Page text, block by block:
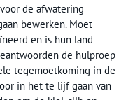
de afwatering
bewerken. Moet
en is hun land
de hulproep
tegemoetkoming in de
in het te lijf gaan van